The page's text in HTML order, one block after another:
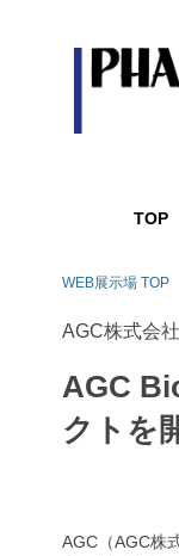
TOP
WEB展示場 TOP
AGC株式会社
AGC
クトを
AGC（AGC株